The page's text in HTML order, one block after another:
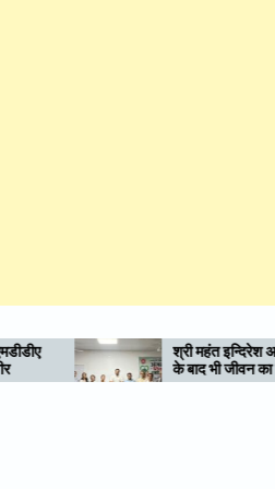
श्री महंत इन्दिरेश अस्पताल में दिया संदेश: अंगदान,
के बाद भी जीवन का उपहार